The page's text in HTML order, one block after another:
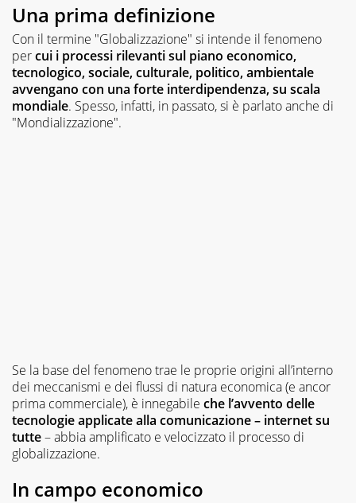
Pedagogia
Familiare.
Di
me
è
stato
detto:“È
una
Una prima definizione
Con il termine "Globalizzazione" si intende il fenomeno
percui i processi rilevanti sul piano economico,
tecnologico, sociale, culturale, politico, ambientale
avvengano con una forte interdipendenza, su scala
mondiale. Spesso, infatti, in passato, si è parlato anche di
"Mondializzazione".
Se la base del fenomeno trae le proprie origini all’interno
dei meccanismi e dei flussi di natura economica (e ancor
prima commerciale), è innegabile che l’avvento delle
tecnologie applicate alla comunicazione – internet su
tutte– abbia amplificato e velocizzato il processo di
globalizzazione.
In campo economico